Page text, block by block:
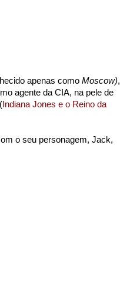
apenas como Moscow),
agente da CIA, na pele de
Indiana Jones e o Reino da
o seu personagem, Jack,